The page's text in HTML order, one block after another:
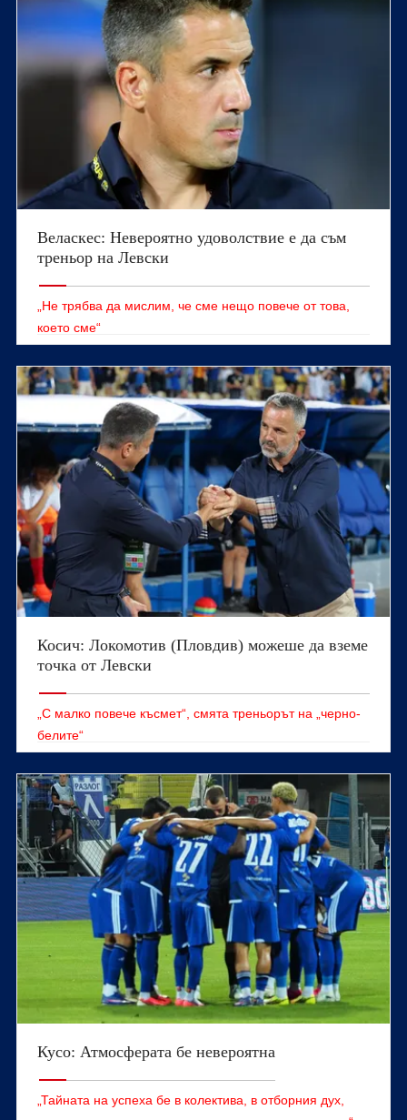
Веласкес: Невероятно удоволствие е да съм
треньор на Левски
„Не трябва да мислим, че сме нещо повече от това,
което сме“
Косич: Локомотив (Пловдив) можеше да вземе
точка от Левски
„С малко повече късмет“, смята треньорът на „черно-
белите“
Кусо: Атмосферата бе невероятна
„Тайната на успеха бе в колектива, в отборния дух,